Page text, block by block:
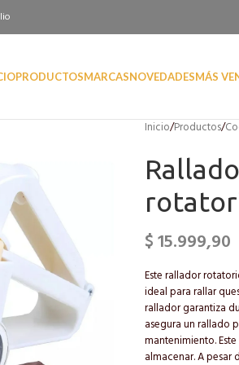
PRODUCTOSMARCASNOVEDADESMÁS
Inicio/Productos/
$15.999,90
Este rallador
ideal para rallar
rallador garantiza
asegura un rallado
mantenimiento.
almacenar. A